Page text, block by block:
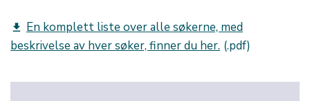
get_app En komplett liste over alle søkerne, med
beskrivelse av hver søker, finner du her.